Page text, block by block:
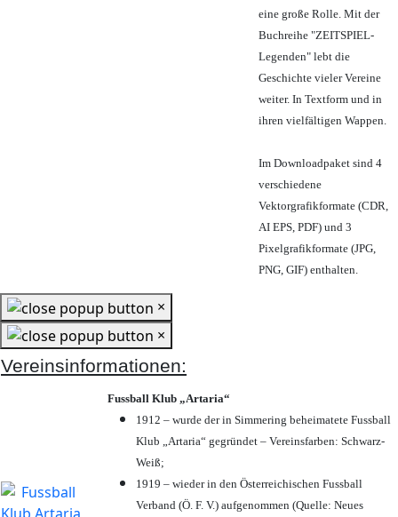
eine große Rolle. Mit der
Buchreihe "ZEITSPIEL-
Legenden" lebt die
Geschichte vieler Vereine
weiter. In Textform und in
ihren vielfältigen Wappen.
Im Downloadpaket sind 4
verschiedene
Vektorgrafikformate (CDR,
AI EPS, PDF) und 3
Pixelgrafikformate (JPG,
PNG, GIF) enthalten.
×
×
Vereinsinformationen:
Fussball Klub „Artaria“
1912 – wurde der in Simmering beheimatete Fussball
Klub „Artaria“ gegründet – Vereinsfarben: Schwarz-
Weiß;
1919 – wieder in den Österreichischen Fussball
Verband (Ö. F. V.) aufgenommen (Quelle: Neues